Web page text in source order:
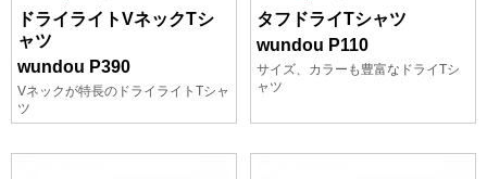
ドライライトVネックTシ
ャツ
wundou P390
Vネックが特長のドライライトTシャ
ツ
タフドライTシャツ
wundou P110
サイズ、カラーも豊富なドライTシ
ャツ